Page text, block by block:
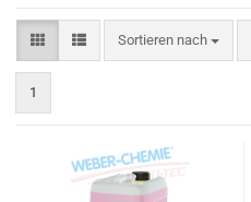
Sortieren nach
Sortieren nach
1